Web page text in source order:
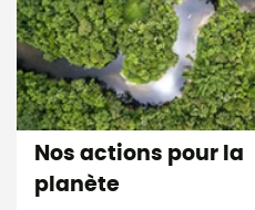
Nos actions pour la
planète